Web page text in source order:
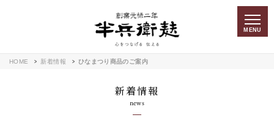
MENU
HOME 新着情報 ひなまつり商品のご案内
新着情報
news